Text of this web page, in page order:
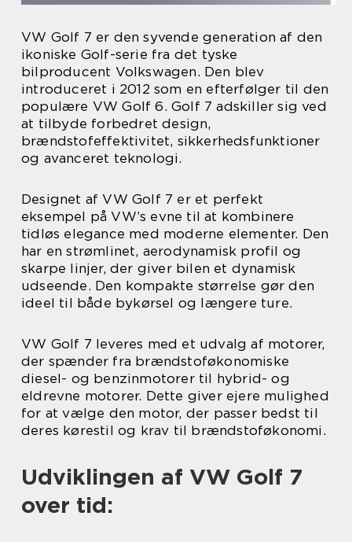
VW Golf 7 er den syvende generation af den
ikoniske Golf-serie fra det tyske
bilproducent Volkswagen. Den blev
introduceret i 2012 som en efterfølger til den
populære VW Golf 6. Golf 7 adskiller sig ved
at tilbyde forbedret design,
brændstofeffektivitet, sikkerhedsfunktioner
og avanceret teknologi.
Designet af VW Golf 7 er et perfekt
eksempel på VW’s evne til at kombinere
tidløs elegance med moderne elementer. Den
har en strømlinet, aerodynamisk profil og
skarpe linjer, der giver bilen et dynamisk
udseende. Den kompakte størrelse gør den
ideel til både bykørsel og længere ture.
VW Golf 7 leveres med et udvalg af motorer,
der spænder fra brændstoføkonomiske
diesel- og benzinmotorer til hybrid- og
eldrevne motorer. Dette giver ejere mulighed
for at vælge den motor, der passer bedst til
deres kørestil og krav til brændstoføkonomi.
Udviklingen af VW Golf 7
over tid: